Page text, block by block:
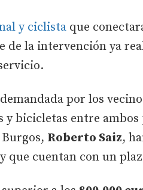
y ciclista que
la intervención ya
por los
bicicletas entre ambos
Roberto Saiz,
que cuentan con un